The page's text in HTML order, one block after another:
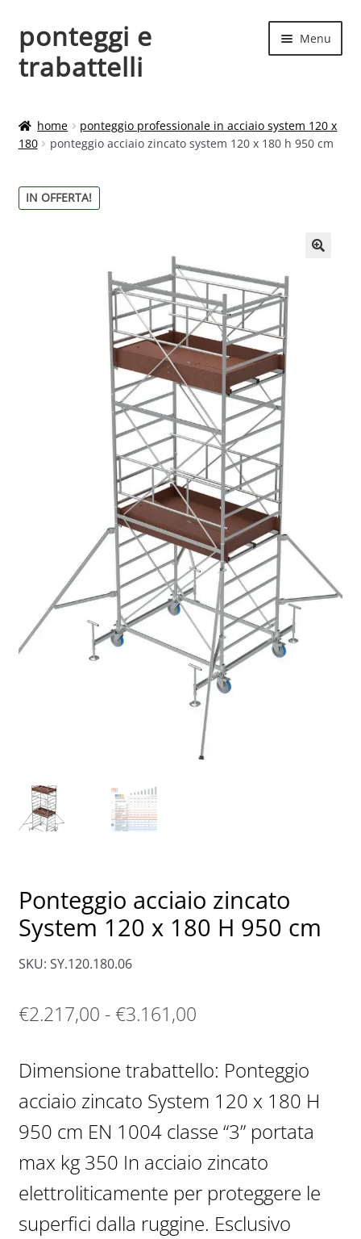
Vai
alla
navigazione
Vai
al
contenuto
ponteggi e
trabattelli
Menu
Altezze
Carrello
Ponteggi con scale interne
ThemeNcode PDF Viewer [Do not Delete]
ThemeNcode PDF Viewer SC [Do not Delete]
Trabattelli e ponteggi per balconi
home
ponteggio professionale in acciaio system 120 x
180
ponteggio acciaio zincato system 120 x 180 h 950 cm
IN OFFERTA!
Ponteggio acciaio zincato
System 120 x 180 H 950 cm
SKU: SY.120.180.06
€2.217,00 - €3.161,00Fascia
prezzo:
da
€2.217,00
a
€3.161,00
Dimensione trabattello: Ponteggio
acciaio zincato System 120 x 180 H
950 cm EN 1004 classe “3” portata
max kg 350 In acciaio zincato
elettroliticamente per proteggere le
superfici dalla ruggine. Esclusivo